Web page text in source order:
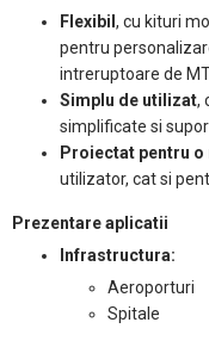
Flexibil , cu kituri
pentru
intreruptoare de
Simplu de utilizat,
simplificate si
Proiectat pentru
utilizator, cat si
Prezentare aplicatii
Infrastructura:
Aeroporturi
Spitale